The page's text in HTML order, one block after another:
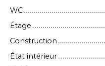
WC
Étage
Construction
État intérieur